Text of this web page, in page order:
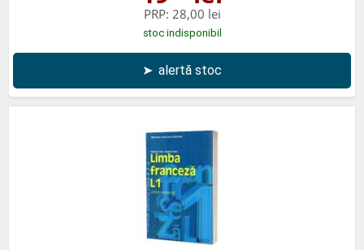
PRP: 28,00 lei
stoc indisponibil
➤ alertă stoc